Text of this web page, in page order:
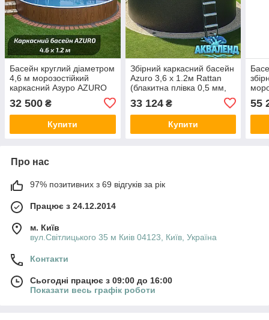
Басейн круглий діаметром
4,6 м морозостійкий
каркасний Азуро AZURO
Mountfield Чехія 402DL без
обладнання
32 500 ₴
Купити
Збірний каркасний басейн
Azuro 3,6 x 1.2м Rattan
(блакитна плівка 0,5 мм,
33 124₴
Купити
55
Про нас
97% позитивних з 69 відгуків за рік
Працює з 24.12.2014
м. Київ
вул.Світлицького 35 м Киів 04123, Київ, Україна
Контакти
Сьогодні працює з 09:00 до 16:00
Показати весь графік роботи